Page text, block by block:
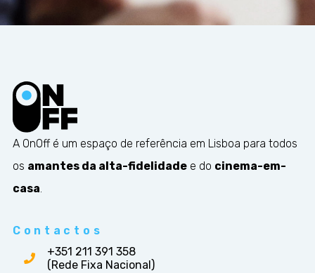
A OnOff é um espaço de referência em Lisboa para todos
os amantes da alta-fidelidadee do cinema-em-
casa.
Contactos
+351 211 391 358
(Rede Fixa Nacional)